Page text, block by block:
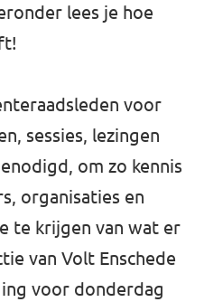
lees je hoe
voor
sessies, lezingen
om zo kennis
organisaties en
te krijgen van wat er
van Volt Enschede
voor donderdag